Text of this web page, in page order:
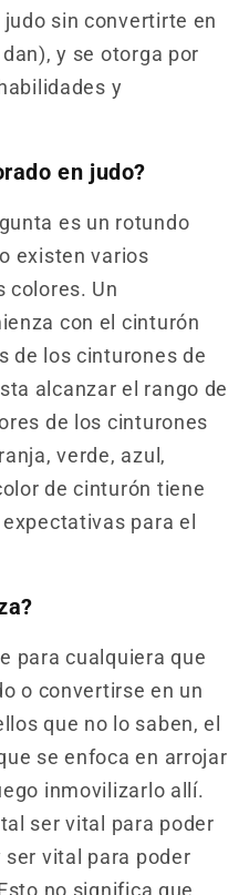
sin convertirte en
y se otorga por
y
en judo?
es un rotundo
existen varios
colores. Un
con el cinturón
de los cinturones de
alcanzar el rango de
de los cinturones
verde, azul,
de cinturón tiene
para el
para cualquiera que
o convertirse en un
que no lo saben, el
se enfoca en arrojar
inmovilizarlo allí.
ser vital para poder
vital para poder
no significa que